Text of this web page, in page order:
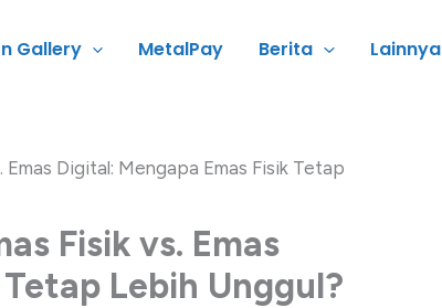
Gallery MetalPay Berita Lainnya
Digital: Mengapa Emas Fisik Tetap
Fisik vs. Emas
Lebih Unggul?